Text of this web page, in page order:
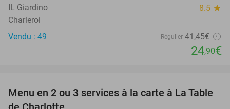
IL Giardino 8.5 star
Charleroi
Vendu : 49
Régulier 41,45€
24,90€
37%
Menu en 2 ou 3 services à la carte à La Table